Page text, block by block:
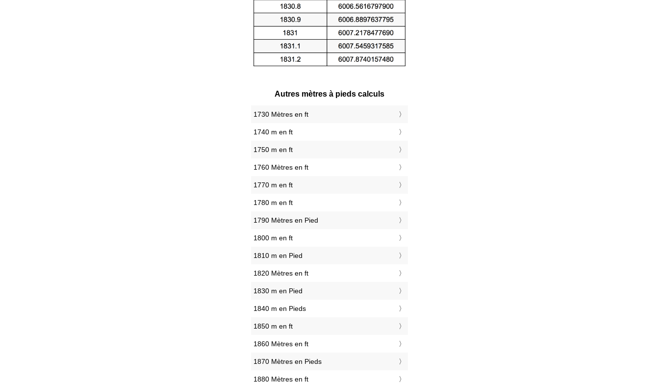
Autres mètres à pieds calculs
1730 Mètres en ft
1740 m en ft
1750 m en ft
1760 Mètres en ft
1770 m en ft
1780 m en ft
1790 Mètres en Pied
1800 m en ft
1810 m en Pied
1820 Mètres en ft
1830 m en Pied
1840 m en Pieds
1850 m en ft
1860 Mètres en ft
1870 Mètres en Pieds
1880 Mètres en ft